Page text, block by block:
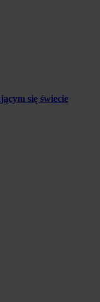
się świecie